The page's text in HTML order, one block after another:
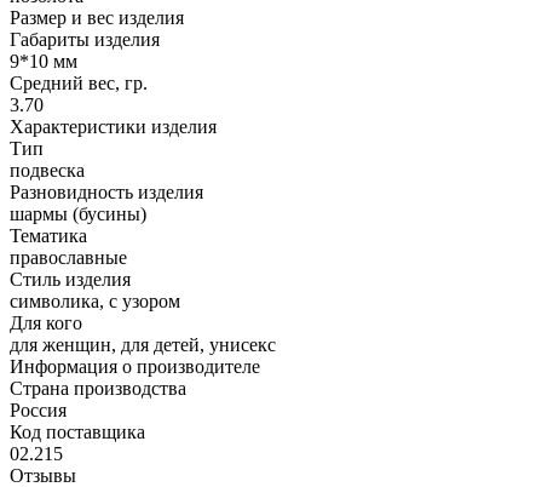
Размер и вес изделия
Габариты изделия
9*10 мм
Средний вес, гр.
3.70
Характеристики изделия
Тип
подвеска
Разновидность изделия
шармы (бусины)
Тематика
православные
Стиль изделия
символика, с узором
Для кого
для женщин, для детей, унисекс
Информация о производителе
Страна производства
Россия
Код поставщика
02.215
Отзывы